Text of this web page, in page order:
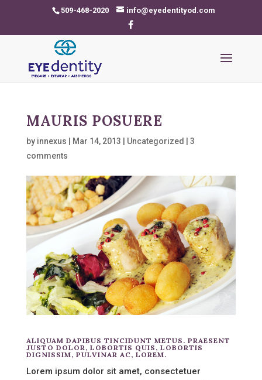
509-468-2020 info@eyedentityod.com
MAURIS POSUERE
by innexus Mar 14, 2013 Uncategorized
3
comments
ALIQUAM DAPIBUS TINCIDUNT METUS. PRAESENT
JUSTO DOLOR, LOBORTIS QUIS, LOBORTIS
DIGNISSIM, PULVINAR AC, LOREM.
Lorem ipsum dolor sit amet, consectetuer